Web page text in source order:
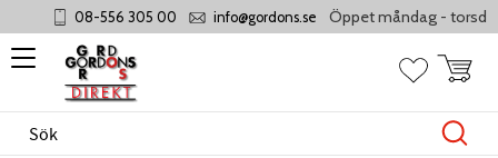
Meny
08-556 305 00 info@gordons.se Öppet måndag - torsdag 8-17,
Favoriter